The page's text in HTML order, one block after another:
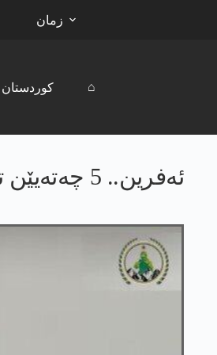
زمان
کوردستان ⌂
ئه‌فرین.. 5 چه‌ته‌یێن تركان هاتن كوشتن